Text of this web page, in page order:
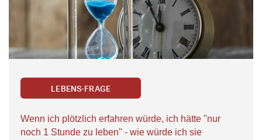
LEBENS-FRAGE
Wenn ich plötzlich erfahren würde, ich hätte "nur
noch 1 Stunde zu leben" - wie würde ich sie